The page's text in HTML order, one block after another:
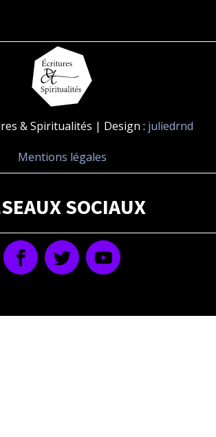
& Spiritualités | Design : juliedrnd
Mentions légales
SOCIAUX